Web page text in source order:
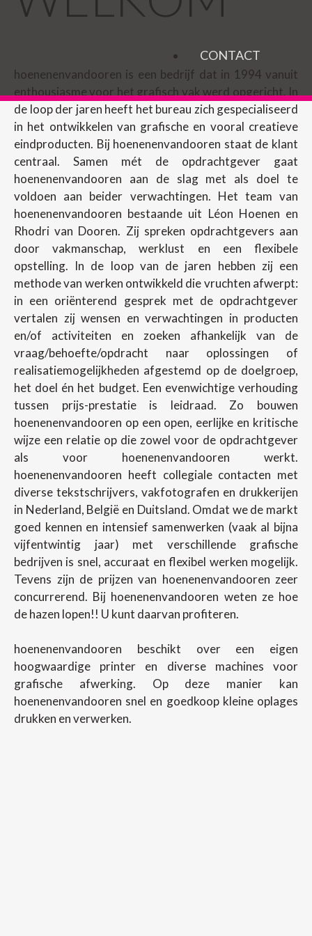
CONTACT
hoenenenvandooren is een bedrijf dat in 1994 vanuit
enthousiasme voor het grafisch vak werd opgericht. In
de loop der jaren heeft het bureau zich gespecialiseerd
in het ontwikkelen van grafische en vooral creatieve
eindproducten. Bij hoenenenvandooren staat de klant
centraal. Samen mét de opdrachtgever gaat
hoenenenvandooren aan de slag met als doel te
voldoen aan beider verwachtingen. Het team van
hoenenenvandooren bestaande uit Léon Hoenen en
Rhodri van Dooren. Zij spreken opdrachtgevers aan
door vakmanschap, werklust en een flexibele
opstelling. In de loop van de jaren hebben zij een
methode van werken ontwikkeld die vruchten afwerpt:
in een oriënterend gesprek met de opdrachtgever
vertalen zij wensen en verwachtingen in producten
en/of activiteiten en zoeken afhankelijk van de
vraag/behoefte/opdracht naar oplossingen of
realisatiemogelijkheden afgestemd op de doelgroep,
het doel én het budget. Een evenwichtige verhouding
tussen prijs-prestatie is leidraad. Zo bouwen
hoenenenvandooren op een open, eerlijke en kritische
wijze een relatie op die zowel voor de opdrachtgever
als voor hoenenenvandooren werkt.
hoenenenvandooren heeft collegiale contacten met
diverse tekstschrijvers, vakfotografen en drukkerijen
in Nederland, België en Duitsland. Omdat we de markt
goed kennen en intensief samenwerken (vaak al bijna
vijfentwintig jaar) met verschillende grafische
bedrijven is snel, accuraat en flexibel werken mogelijk.
Tevens zijn de prijzen van hoenenenvandooren zeer
concurrerend. Bij hoenenenvandooren weten ze hoe
de hazen lopen!! U kunt daarvan profiteren.
hoenenenvandooren beschikt over een eigen
hoogwaardige printer en diverse machines voor
grafische afwerking. Op deze manier kan
hoenenenvandooren snel en goedkoop kleine oplages
drukken en verwerken.